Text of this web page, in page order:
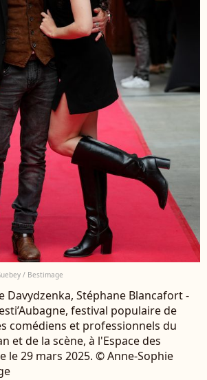
/ Bestimage
Davydzenka, Stéphane Blancafort -
festival populaire de
comédiens et professionnels du
et de la scène, à l'Espace des
le 29 mars 2025. © Anne-Sophie